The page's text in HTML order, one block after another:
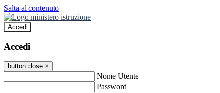
Salta al contenuto
Accedi
Accedi
button close ×
Nome Utente
Password